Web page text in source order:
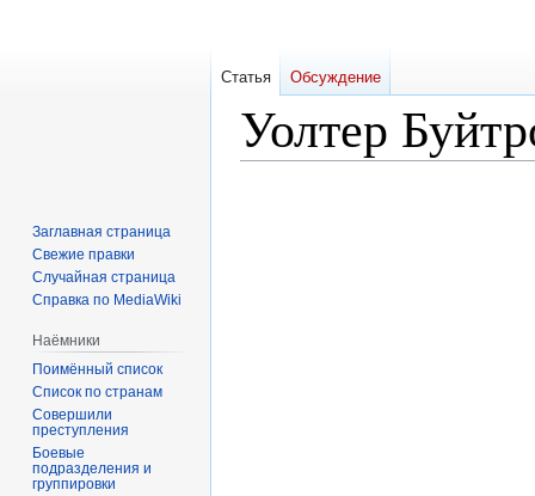
Уолтер
Статья Обсуждение
Заглавная страница
Свежие правки
Случайная страница
Справка по MediaWiki
Наёмники
Поимённый список
Список по странам
Совершили
преступления
Боевые
подразделения и
группировки